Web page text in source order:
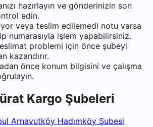
hazırlayın ve gönderinizin son
edin.
veya teslim edilemedi notu varsa
numarasıyla işlem yapabilirsiniz.
problemi için önce şubeyi
kazandırır.
önce konum bilgisini ve çalışma
Kargo Şubeleri
Arnavutköy Hadımköy Şubesi